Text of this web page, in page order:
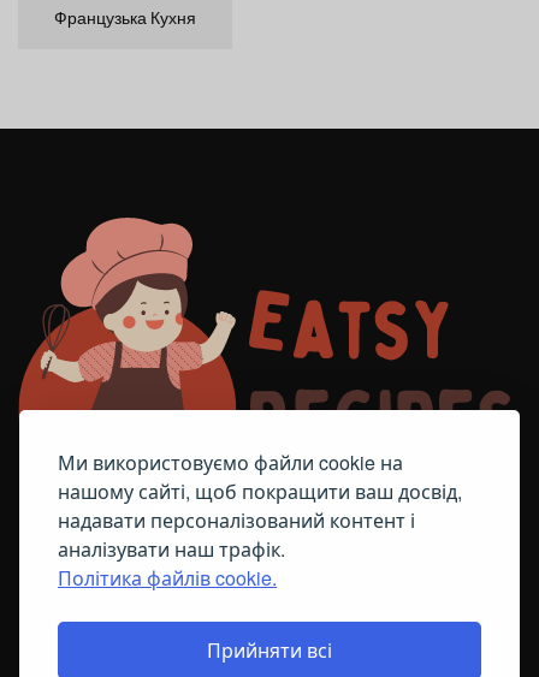
Ми використовуємо файли cookie на
нашому сайті, щоб покращити ваш досвід,
надавати персоналізований контент і
аналізувати наш трафік.
Політика файлів cookie.
Прийняти всі
Французька Кухня
ПОЛІТИКА ЩОДО ФАЙЛІВ COOKIE